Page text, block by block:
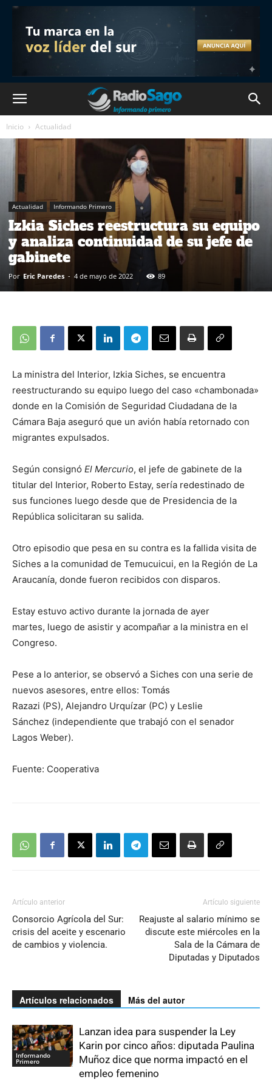
Inicio Actualidad
Actualidad Informando Primero
Izkia Siches reestructura su equipo
y analiza continuidad de su jefe de
gabinete
Por Eric Paredes - 4 de mayo de 2022 89
La ministra del Interior, Izkia Siches, se encuentra
reestructurando su equipo luego del caso «chambonada»
donde en la Comisión de Seguridad Ciudadana de la
Cámara Baja aseguró que un avión había retornado con
migrantes expulsados.
Según consignó El Mercurio, el jefe de gabinete de la
titular del Interior, Roberto Estay, sería redestinado de
sus funciones luego desde que de Presidencia de la
República solicitaran su salida.
Otro episodio que pesa en su contra es la fallida visita de
Siches a la comunidad de Temucuicui, en la Región de La
Araucanía, donde fueron recibidos con disparos.
Estay estuvo activo durante la jornada de ayer
martes, luego de asistir y acompañar a la ministra en el
Congreso.
Pese a lo anterior, se observó a Siches con una serie de
nuevos asesores, entre ellos: Tomás
Razazi (PS), Alejandro Urquízar (PC) y Leslie
Sánchez (independiente que trabajó con el senador
Lagos Weber).
Fuente: Cooperativa
Artículo anterior
Consorcio Agrícola del Sur:
crisis del aceite y escenario
de cambios y violencia.
Artículo siguiente
Reajuste al salario mínimo se
discute este miércoles en la
Sala de la Cámara de
Diputadas y Diputados
Artículos relacionados Más del autor
Informando
Primero
Lanzan idea para suspender la Ley
Karin por cinco años: diputada Paulina
Muñoz dice que norma impactó en el
empleo femenino